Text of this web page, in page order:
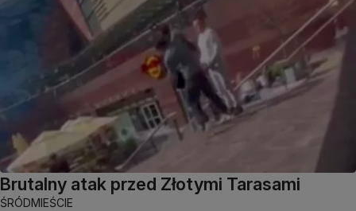
Brutalny atak przed Złotymi Tarasami
ŚRÓDMIEŚCIE